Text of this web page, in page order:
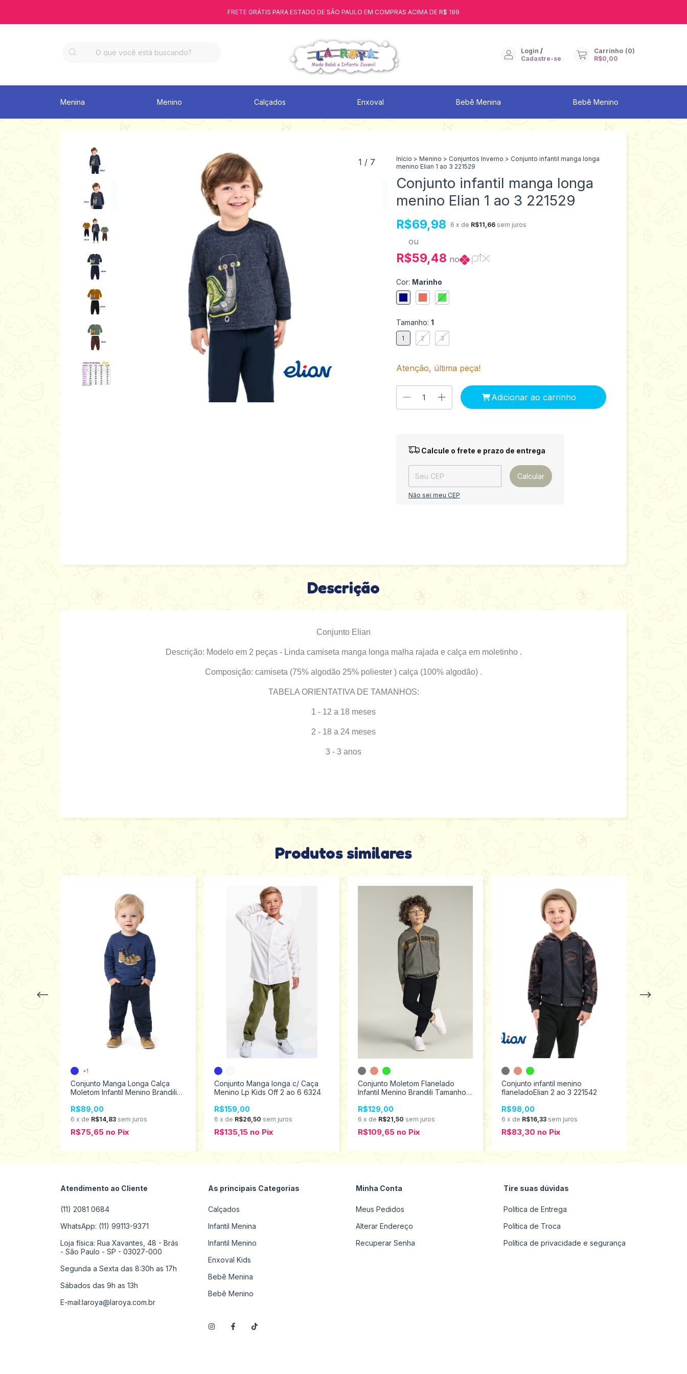
FRETE GRÁTIS PARA ESTADO DE SÃO PAULO EM COMPRAS ACIMA DE R$ 199
Login /
Cadastre-se
Carrinho (0)
R$0,00
Menina Menino Calçados Enxoval Bebê Menina Bebê Menino
1 / 7 Início > Menino > Conjuntos Inverno > Conjunto infantil manga longa
menino Elian 1 ao 3 221529
Conjunto infantil manga longa
menino Elian 1 ao 3 221529
R$69,98 6 x de R$11,66 sem juros
ou
R$59,48 no
Cor: Marinho
Tamanho: 1
1 2 3
Atenção, última peça!
Entregas para o CEP: Alterar CEP
Calcule o frete e prazo de entrega
Calcular
Não sei meu CEP
Descrição
Conjunto Elian
Descrição: Modelo em 2 peças - Linda camiseta manga longa malha rajada e calça em moletinho .
Composição: camiseta (75% algodão 25% poliester ) calça (100% algodão) .
TABELA ORIENTATIVA DE TAMANHOS:
1 - 12 a 18 meses
2 - 18 a 24 meses
3 - 3 anos
Produtos similares
Conjunto Manga Longa Calça
Moletom Infantil Menino Brandili
R$89,00
6 x de R$14,83 sem juros
R$75,65 no Pix
+1
Conjunto Manga longa c/ Caça
Menino Lp Kids Off 2 ao 6 6324
R$159,00
6 x de R$26,50 sem juros
R$135,15 no Pix
Conjunto Moletom Flanelado
Infantil Menino Brandili Tamanhos
R$129,00
6 x de R$21,50 sem juros
R$109,65 no Pix
Conjunto infantil menino
flaneladoElian 2 ao 3 221542
R$98,00
6 x de R$16,33 sem juros
R$83,30 no Pix
Atendimento ao Cliente
(11) 2081 0684
WhatsApp: (11) 99113-9371
Loja física: Rua Xavantes, 48 - Brás
- São Paulo - SP - 03027-000
Segunda a Sexta das 8:30h as 17h
Sábados das 9h as 13h
E-mail:laroya@laroya.com.br
As principais Categorias
Calçados
Infantil Menina
Infantil Menino
Enxoval Kids
Bebê Menina
Bebê Menino
Minha Conta
Meus Pedidos
Alterar Endereço
Recuperar Senha
Tire suas dúvidas
Política de Entrega
Política de Troca
Política de privacidade e segurança